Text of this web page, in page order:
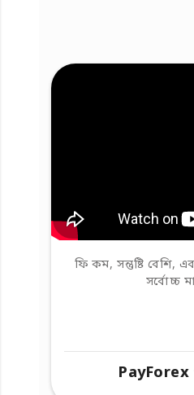
ফি কম, সন্তুষ্টি বেশি,
সর্বোচ্চ
PayForex